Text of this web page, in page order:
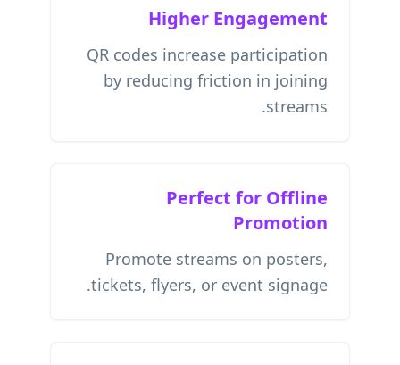
Higher Engagement
QR codes increase participation
by reducing friction in joining
streams.
Perfect for Offline
Promotion
Promote streams on posters,
tickets, flyers, or event signage.